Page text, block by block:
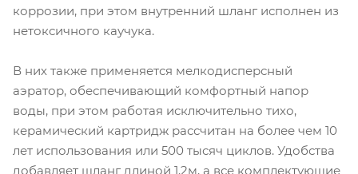
коррозии, при этом внутренний шланг исполнен из
нетоксичного каучука.
В них также применяется мелкодисперсный
аэратор, обеспечивающий комфортный напор
воды, при этом работая исключительно тихо,
керамический картридж рассчитан на более чем 10
лет использования или 500 тысяч циклов. Удобства
добавляет шланг длиной 1,2м, а все комплектующие